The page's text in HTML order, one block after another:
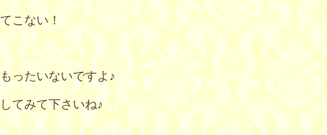
こない！
ったいないですよ♪
てみて下さいね♪